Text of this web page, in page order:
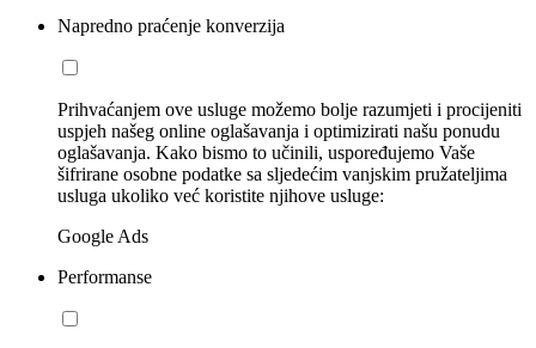
Napredno praćenje konverzija
Prihvaćanjem ove usluge možemo bolje razumjeti i procijeniti
uspjeh našeg online oglašavanja i optimizirati našu ponudu
oglašavanja. Kako bismo to učinili, uspoređujemo Vaše
šifrirane osobne podatke sa sljedećim vanjskim pružateljima
usluga ukoliko već koristite njihove usluge:
Google Ads
Performanse